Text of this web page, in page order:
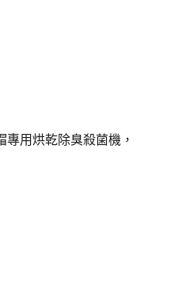
用烘乾除臭殺菌機，